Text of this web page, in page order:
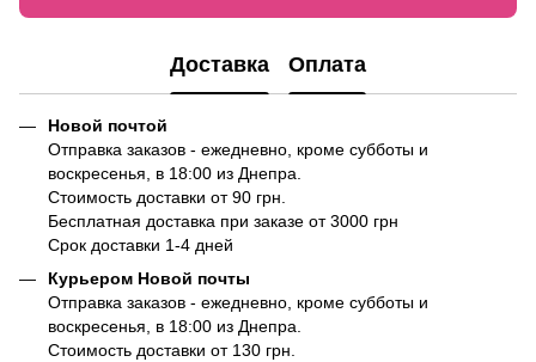
Доставка Оплата
Новой почтой
Отправка заказов - ежедневно, кроме субботы и
воскресенья, в 18:00 из Днепра.
Стоимость доставки от 90 грн.
Бесплатная доставка при заказе от 3000 грн
Срок доставки 1-4 дней
Курьером Новой почты
Отправка заказов - ежедневно, кроме субботы и
воскресенья, в 18:00 из Днепра.
Стоимость доставки от 130 грн.